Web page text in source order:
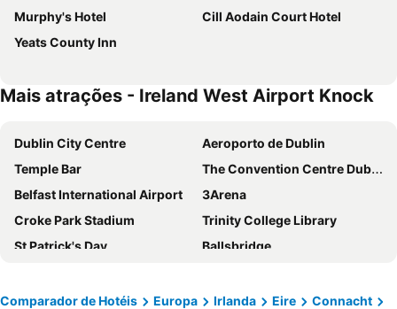
Murphy's Hotel
Cill Aodain Court Hotel
Yeats County Inn
Mais atrações - Ireland West Airport Knock
Dublin City Centre
Aeroporto de Dublin
Temple Bar
The Convention Centre Dublin
Belfast International Airport
3Arena
Croke Park Stadium
Trinity College Library
St Patrick's Day
Ballsbridge
Drumcondra
O Connell Street
Comparador de Hotéis Europa Irlanda Eire
Connacht